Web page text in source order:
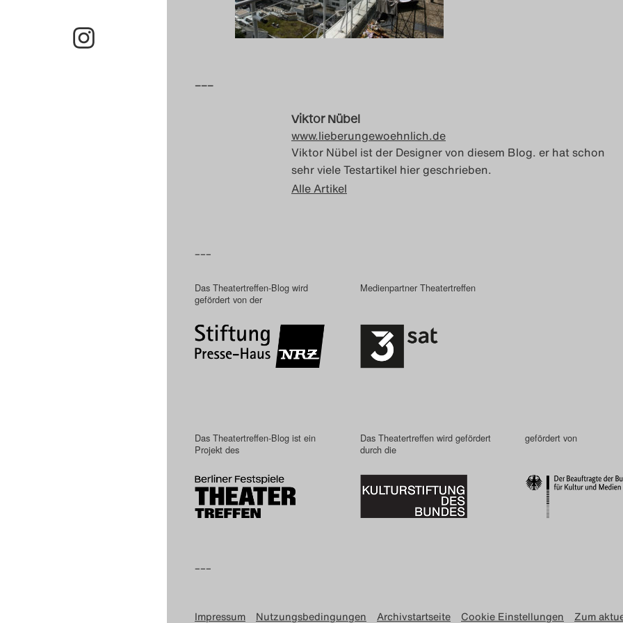
–––
Viktor Nübel
www.lieberungewoehnlich.de
Viktor Nübel ist der Designer von diesem Blog. er hat schon
sehr viele Testartikel hier geschrieben.
Alle Artikel
–––
Das Theatertreffen-Blog wird
gefördert von der
Medienpartner Theatertreffen
Das Theatertreffen-Blog ist ein
Projekt des
Das Theatertreffen wird gefördert
durch die
gefördert von
–––
Impressum Nutzungsbedingungen Archivstartseite Cookie Einstellungen Zum